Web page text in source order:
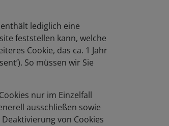
lediglich eine
feststellen kann, welche
Cookie, das ca. 1 Jahr
So müssen wir Sie
nur im Einzelfall
ausschließen sowie
von Cookies